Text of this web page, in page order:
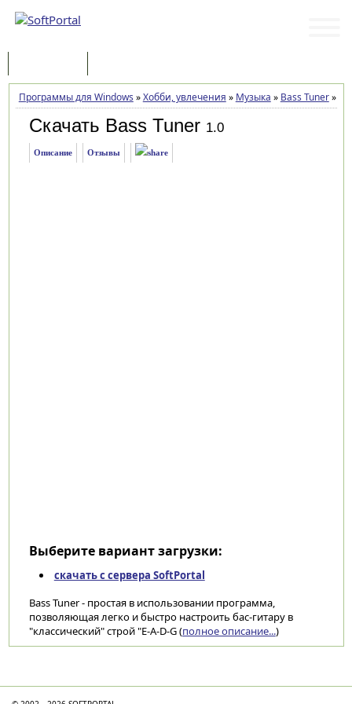
Программы для Windows »Хобби, увлечения » Музыка » Bass Tuner»
Скачать Bass Tuner 1.0
Описание Отзывы
Выберите вариант загрузки:
скачать с сервера SoftPortal
Bass Tuner - простая в использовании программа,
позволяющая легко и быстро настроить бас-гитару в
"классический" строй "E-A-D-G (полное описание...)